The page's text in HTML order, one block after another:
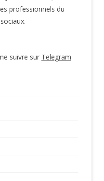
professionnels du
suivre sur Telegram